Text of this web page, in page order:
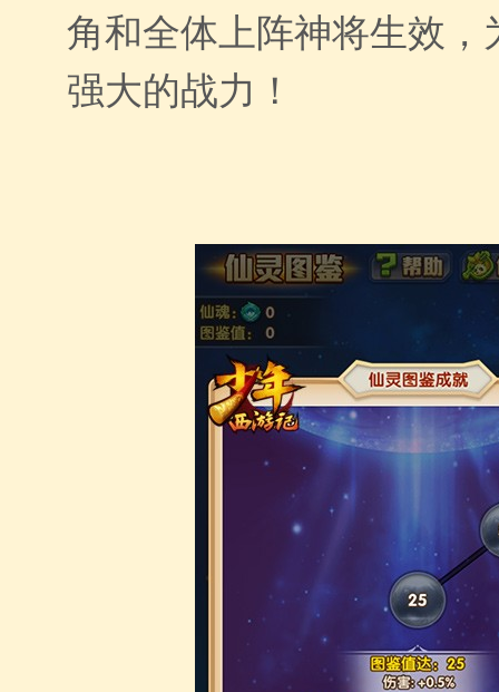
角和全体上阵神将生效
强大的战力！